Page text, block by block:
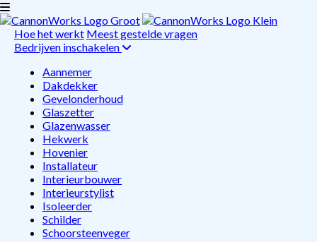
Hoe het werkt Meest gestelde vragen
Bedrijven inschakelen
Aannemer
Dakdekker
Gevelonderhoud
Glaszetter
Glazenwasser
Hekwerk
Hovenier
Installateur
Interieurbouwer
Interieurstylist
Isoleerder
Schilder
Schoorsteenveger